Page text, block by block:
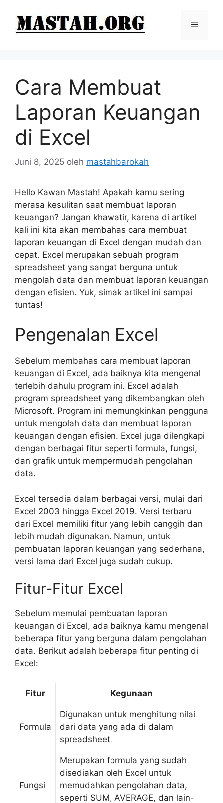
Menu
Cara Membuat
Laporan Keuangan
di Excel
Juni 8, 2025 oleh mastahbarokah
Hello Kawan Mastah! Apakah kamu sering
merasa kesulitan saat membuat laporan
keuangan? Jangan khawatir, karena di artikel
kali ini kita akan membahas cara membuat
laporan keuangan di Excel dengan mudah dan
cepat. Excel merupakan sebuah program
spreadsheet yang sangat berguna untuk
mengolah data dan membuat laporan keuangan
dengan efisien. Yuk, simak artikel ini sampai
tuntas!
Pengenalan Excel
Sebelum membahas cara membuat laporan
keuangan di Excel, ada baiknya kita mengenal
terlebih dahulu program ini. Excel adalah
program spreadsheet yang dikembangkan oleh
Microsoft. Program ini memungkinkan pengguna
untuk mengolah data dan membuat laporan
keuangan dengan efisien. Excel juga dilengkapi
dengan berbagai fitur seperti formula, fungsi,
dan grafik untuk mempermudah pengolahan
data.
Excel tersedia dalam berbagai versi, mulai dari
Excel 2003 hingga Excel 2019. Versi terbaru
dari Excel memiliki fitur yang lebih canggih dan
lebih mudah digunakan. Namun, untuk
pembuatan laporan keuangan yang sederhana,
versi lama dari Excel juga sudah cukup.
Fitur-Fitur Excel
Sebelum memulai pembuatan laporan
keuangan di Excel, ada baiknya kamu mengenal
beberapa fitur yang berguna dalam pengolahan
data. Berikut adalah beberapa fitur penting di
Excel:
Fitur Kegunaan
Formula
Digunakan untuk menghitung nilai
dari data yang ada di dalam
spreadsheet.
Fungsi
Merupakan formula yang sudah
disediakan oleh Excel untuk
memudahkan pengolahan data,
seperti SUM, AVERAGE, dan lain-